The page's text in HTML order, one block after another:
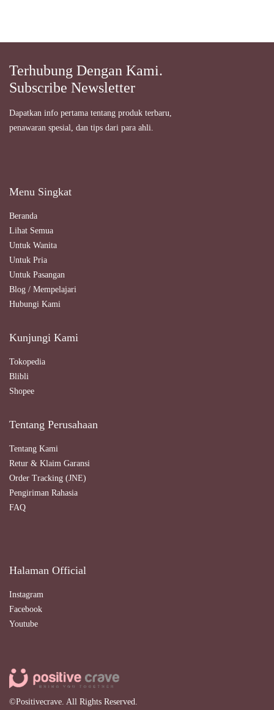
Terhubung Dengan Kami.
Subscribe Newsletter
Dapatkan info pertama tentang produk terbaru,
penawaran spesial, dan tips dari para ahli.
Menu Singkat
Beranda
Lihat Semua
Untuk Wanita
Untuk Pria
Untuk Pasangan
Blog / Mempelajari
Hubungi Kami
Kunjungi Kami
Tokopedia
Blibli
Shopee
Tentang Perusahaan
Tentang Kami
Retur & Klaim Garansi
Order Tracking (JNE)
Pengiriman Rahasia
FAQ
Halaman Official
Instagram
Facebook
Youtube
©Positivecrave. All Rights Reserved.